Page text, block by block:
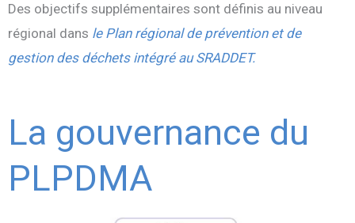
Des objectifs supplémentaires sont définis au niveau
régional dans le Plan régional de prévention et de
gestion des déchets intégré au SRADDET.
La gouvernance du
PLPDMA